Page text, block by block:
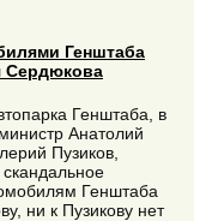
Генштаба
Сердюкова
Генштаба, в
Анатолий
Пузиков,
Генштаба
ни к Пузикову нет